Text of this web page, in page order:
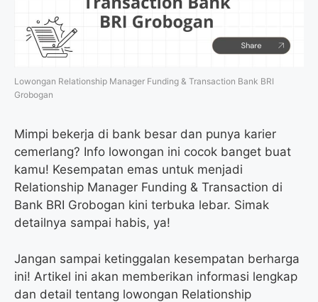
Lowongan Relationship Manager Funding & Transaction Bank BRI
Grobogan
Mimpi bekerja di bank besar dan punya karier
cemerlang? Info lowongan ini cocok banget buat
kamu! Kesempatan emas untuk menjadi
Relationship Manager Funding & Transaction di
Bank BRI Grobogan kini terbuka lebar. Simak
detailnya sampai habis, ya!
Jangan sampai ketinggalan kesempatan berharga
ini! Artikel ini akan memberikan informasi lengkap
dan detail tentang lowongan Relationship